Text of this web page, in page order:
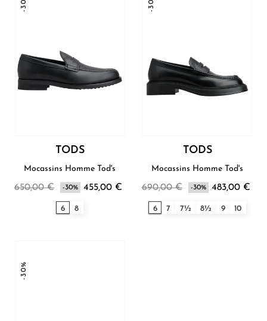
TODS
Mocassins Homme Tod's
650,00 € -30% 455,00 €
6 8
TODS
Mocassins Homme Tod's
690,00 € -30% 483,00 €
6 7 7½ 8½ 9 10
-30%